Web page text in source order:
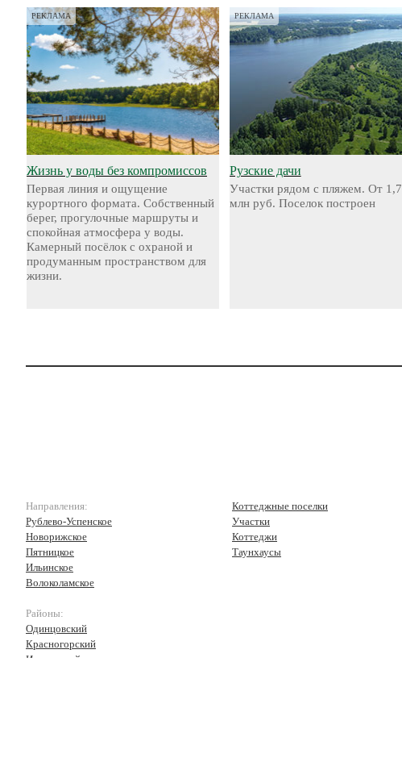
РЕКЛАМА
Жизнь у воды без компромиссов
Первая линия и ощущение
курортного формата. Собственный
берег, прогулочные маршруты и
спокойная атмосфера у воды.
Камерный посёлок с охраной и
продуманным пространством для
жизни.
РЕКЛАМА
Рузские дачи
Участки рядом с пляжем. От 1,7
млн руб. Поселок построен
Направления:
Рублево-Успенское
Новорижское
Пятницкое
Ильинское
Волоколамское
Районы:
Одинцовский
Красногорский
Истринский
Коттеджные поселки
Участки
Коттеджи
Таунхаусы